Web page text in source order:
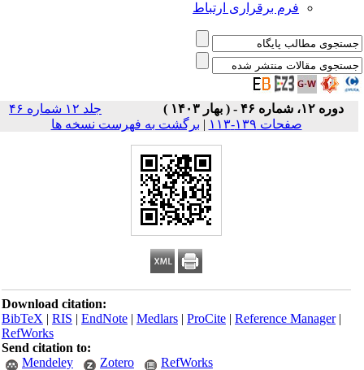
فرم برقراری ارتباط
دوره ۱۲، شماره ۴۶ - ( بهار ۱۴۰۳ )
جلد ۱۲ شماره ۴۶
صفحات ۱۳۹-۱۱۳
| برگشت به فهرست نسخه ها
Download citation:
BibTeX|RIS|EndNote|Medlars|ProCite|Reference Manager
RefWorks
Send citation to:
Mendeley
Zotero RefWorks